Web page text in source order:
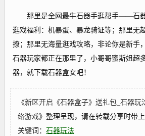
那里是全网最牛石器手逛帮手——石器
逛戏福利：机暴蛋、暴龙骑证等；那里无
撩；那里无海量逛戏攻略，非论你是新手
石器玩家都正在那里了，小哥哥蜜斯姐超
器，就下载石器盒女吧！
《新区开启《石器盒子》送礼包_石器玩
络游戏》整理呈现，请在转载分享时带上
关键词： 石器玩法